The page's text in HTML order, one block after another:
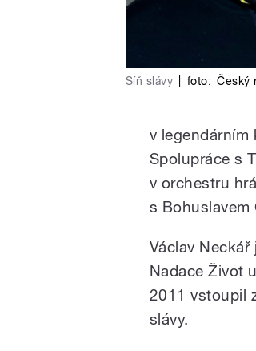
Síň slávy foto: Český
v legendárním
Spolupráce s
v orchestru
s Bohuslavem
Václav
Nadace Život
2011 vstoupil
slávy.